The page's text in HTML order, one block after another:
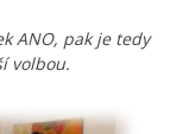
ANO, pak je tedy
volbou.